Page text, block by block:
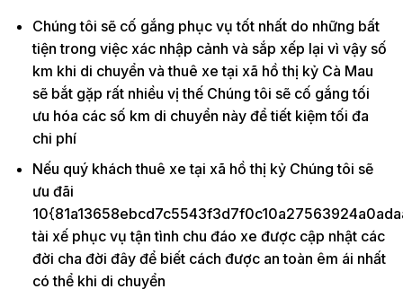
Chúng tôi sẽ cố gắng phục vụ tốt nhất do những bất
tiện trong việc xác nhập cảnh và sắp xếp lại vì vậy số
km khi di chuyển và thuê xe tại xã hồ thị kỷ Cà Mau
sẽ bắt gặp rất nhiều vị thế Chúng tôi sẽ cố gắng tối
ưu hóa các số km di chuyển này để tiết kiệm tối đa
chi phí
Nếu quý khách thuê xe tại xã hồ thị kỷ Chúng tôi sẽ
ưu đãi
tài xế phục vụ tận tình chu đáo xe được cập nhật các
đời cha đời đây để biết cách được an toàn êm ái nhất
có thể khi di chuyển